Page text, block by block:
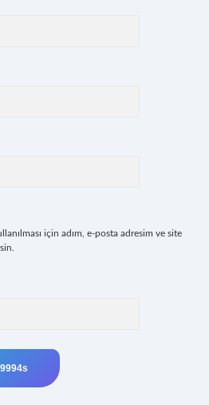
için adım, e-posta adresim ve site